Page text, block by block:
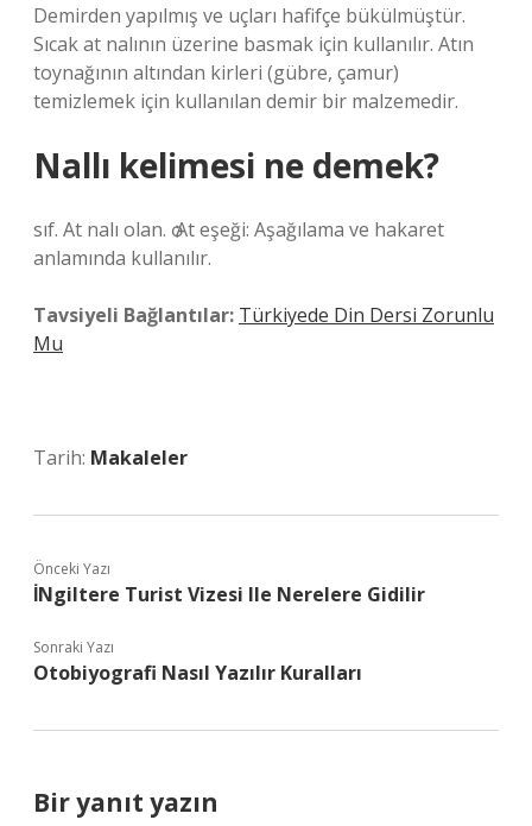
Demirden yapılmış ve uçları hafifçe bükülmüştür.
Sıcak at nalının üzerine basmak için kullanılır. Atın
toynağının altından kirleri (gübre, çamur)
temizlemek için kullanılan demir bir malzemedir.
Nallı kelimesi ne demek?
sıf. At nalı olan. ѻ At eşeği: Aşağılama ve hakaret
anlamında kullanılır.
Tavsiyeli Bağlantılar: Türkiyede Din Dersi Zorunlu
Mu
Tarih: Makaleler
Önceki Yazı
İNgiltere Turist Vizesi Ile Nerelere Gidilir
Sonraki Yazı
Otobiyografi Nasıl Yazılır Kuralları
Bir yanıt yazın